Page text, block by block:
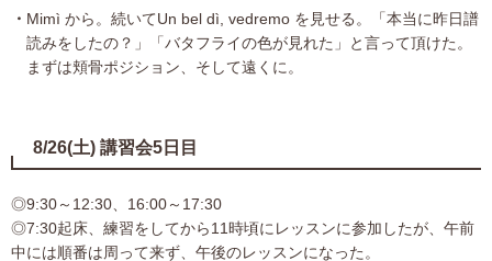
Mimì から。続いてUn bel dì, vedremo を見せる。「本当に昨日譜
読みをしたの？」「バタフライの色が見れた」と言って頂けた。
まずは頬骨ポジション、そして遠くに。
8/26(土) 講習会5日目
◎9:30～12:30、16:00～17:30
◎7:30起床、練習をしてから11時頃にレッスンに参加したが、午前
中には順番は周って来ず、午後のレッスンになった。